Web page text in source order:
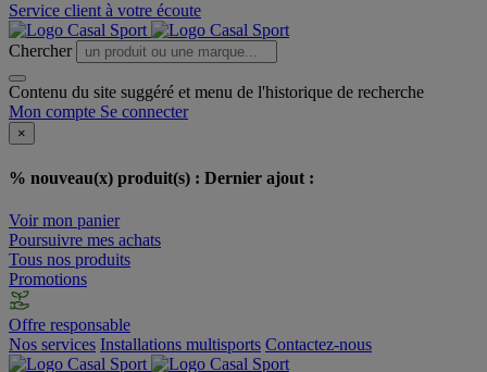
Service client à votre écoute
Chercher
Contenu du site suggéré et menu de l'historique de recherche
Mon compte Se connecter
×
% nouveau(x) produit(s) : Dernier ajout :
Voir mon panier
Poursuivre mes achats
Tous nos produits
Promotions
Offre responsable
Nos services Installations multisports Contactez-nous